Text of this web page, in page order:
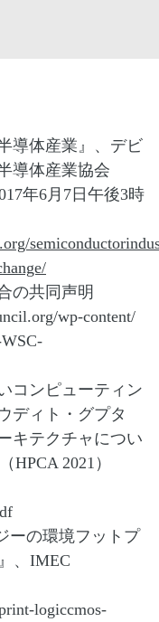
導体産業』、デビ
導体産業協会
年6月7日午後3時
の共同声明
wp-content/
コンピューティン
ディト・グプタ
キテクチャについ
HPCA 2021）
ーの環境フットプ
、IMEC
logiccmos-